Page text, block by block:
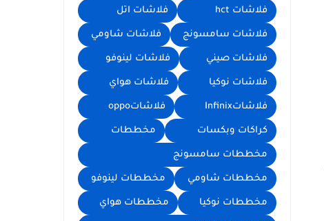
فلاشات hct فلاشات اتل
فلاشات سامسونج فلاشات شاومي
فلاشات صيني فلاشات لينوفو
فلاشات نوكيا فلاشات هواي
فلاشاتInfinix فلاشاتoppo
كراكات وبكسات مخططات
مخططات سامسونج
مخططات شاومي مخططات لينوفو
مخططات نوكيا مخططات هواي